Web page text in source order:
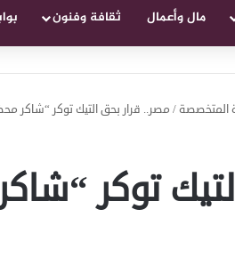
مال وأعمال ثقافة وفنون
المتخصصة/ مصر.. قرار بحق التيك توكر “شاكر
توكر